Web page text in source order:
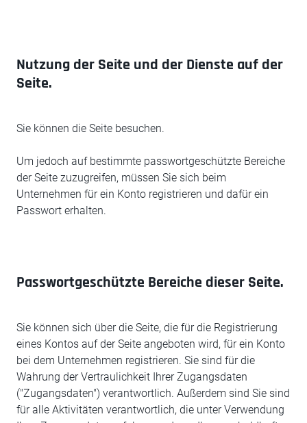
Nutzung der Seite und der Dienste auf der
Seite.
Sie können die Seite besuchen.
Um jedoch auf bestimmte passwortgeschützte Bereiche
der Seite zuzugreifen, müssen Sie sich beim
Unternehmen für ein Konto registrieren und dafür ein
Passwort erhalten.
Passwortgeschützte Bereiche dieser Seite.
Sie können sich über die Seite, die für die Registrierung
eines Kontos auf der Seite angeboten wird, für ein Konto
bei dem Unternehmen registrieren. Sie sind für die
Wahrung der Vertraulichkeit Ihrer Zugangsdaten
("Zugangsdaten") verantwortlich. Außerdem sind Sie sind
für alle Aktivitäten verantwortlich, die unter Verwendung